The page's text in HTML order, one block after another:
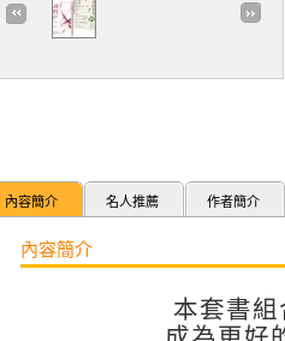
內容簡介 名人推薦 作者簡介
內容簡介
本套書